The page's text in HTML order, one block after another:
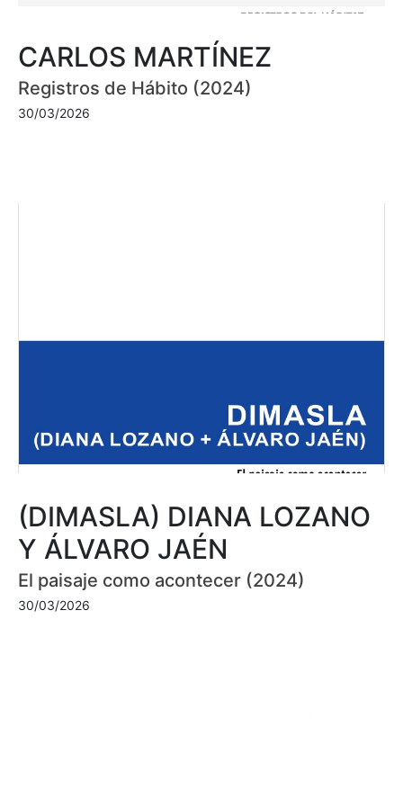
CARLOS MARTÍNEZ
Registros de Hábito (2024)
30/03/2026
(DIMASLA) DIANA LOZANO
Y ÁLVARO JAÉN
El paisaje como acontecer (2024)
30/03/2026